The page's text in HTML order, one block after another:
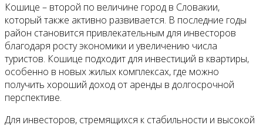
Кошице – второй по величине город в Словакии,
который также активно развивается. В последние годы
район становится привлекательным для инвесторов
благодаря росту экономики и увеличению числа
туристов. Кошице подходит для инвестиций в квартиры,
особенно в новых жилых комплексах, где можно
получить хороший доход от аренды в долгосрочной
перспективе.
Для инвесторов, стремящихся к стабильности и высокой